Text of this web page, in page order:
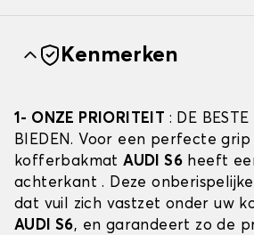
Kenmerken
1- ONZE PRIORITEIT : DE
BIEDEN. Voor een perfecte grip
kofferbakmatAUDI S6 heeft
achterkant . Deze
dat vuil zich vastzet onder uw
AUDI S6, en garandeert zo de